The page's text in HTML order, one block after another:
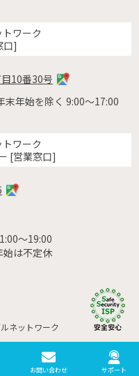
お問い合わせ サポート
ワーク
口]
10番30号
末年始を除く 9:00〜17:00
ワーク
[営業窓口]
〜19:00
は不定休
ネットワーク